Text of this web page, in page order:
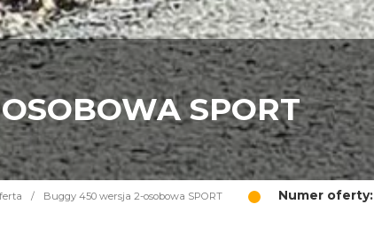
SPORT
/ Buggy 450 wersja 2-osobowa SPORT Numer oferty: